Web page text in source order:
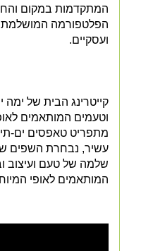
המתקדמות במקום
הפלטפורמה המושלמת
ועסקיים.
קייטרינג הבית של ימה
וטעמים המותאמים
מתפריט טאפסים ים-
עשיר, נבחרת השפים
שלמה של טעם ועיצוב
המותאמים לאופי